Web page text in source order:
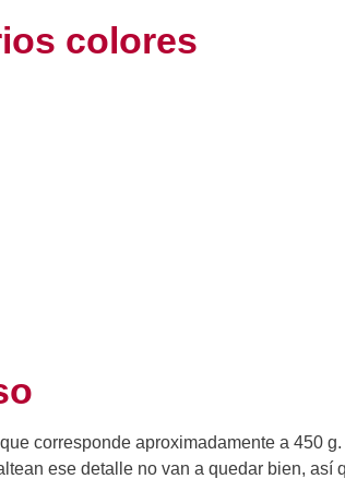
colores
corresponde aproximadamente a 450
ese detalle no van a quedar bien, así